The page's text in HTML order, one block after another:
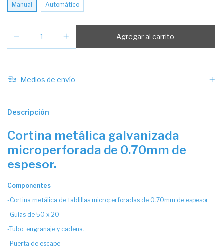
Manual Automático
Medios de envío
Descripción
Cortina metálica galvanizada
microperforada de 0.70mm de
espesor.
Componentes
-Cortina metálica de tablillas microperforadas de 0.70mm de espesor
-Guias de 50 x 20
-Tubo, engranaje y cadena.
-Puerta de escape